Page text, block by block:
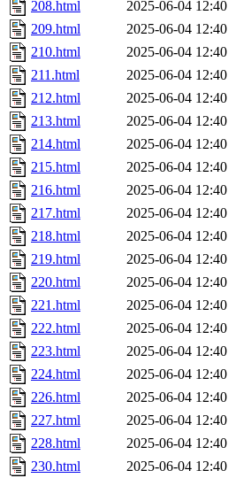
208.html
2025-06-04 12:40
209.html
2025-06-04 12:40
210.html
2025-06-04 12:40
211.html
2025-06-04 12:40
212.html
2025-06-04 12:40
213.html
2025-06-04 12:40
214.html
2025-06-04 12:40
215.html
2025-06-04 12:40
216.html
2025-06-04 12:40
217.html
2025-06-04 12:40
218.html
2025-06-04 12:40
219.html
2025-06-04 12:40
220.html
2025-06-04 12:40
221.html
2025-06-04 12:40
222.html
2025-06-04 12:40
223.html
2025-06-04 12:40
224.html
2025-06-04 12:40
226.html
2025-06-04 12:40
227.html
2025-06-04 12:40
228.html
2025-06-04 12:40
230.html
2025-06-04 12:40